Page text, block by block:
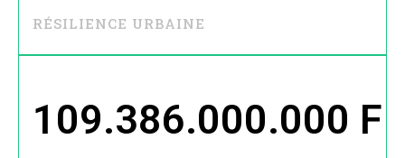
RÉSILIENCE URBAINE
109.386.000.000